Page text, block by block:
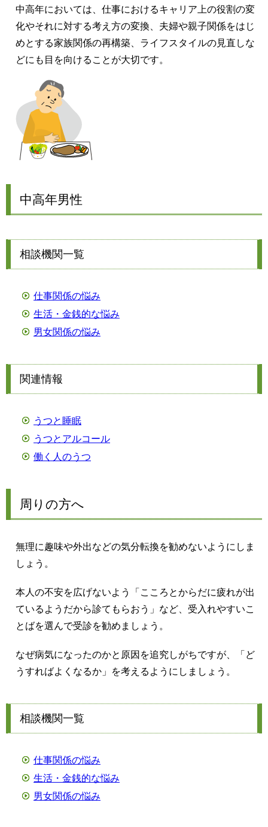
中高年においては、仕事におけるキャリア上の役割の変
化やそれに対する考え方の変換、夫婦や親子関係をはじ
めとする家族関係の再構築、ライフスタイルの見直しな
どにも目を向けることが大切です。
中高年男性
相談機関一覧
仕事関係の悩み
生活・金銭的な悩み
男女関係の悩み
関連情報
うつと睡眠
うつとアルコール
働く人のうつ
周りの方へ
無理に趣味や外出などの気分転換を勧めないようにしま
しょう。
本人の不安を広げないよう「こころとからだに疲れが出
ているようだから診てもらおう」など、受入れやすいこ
とばを選んで受診を勧めましょう。
なぜ病気になったのかと原因を追究しがちですが、「ど
うすればよくなるか」を考えるようにしましょう。
相談機関一覧
仕事関係の悩み
生活・金銭的な悩み
男女関係の悩み